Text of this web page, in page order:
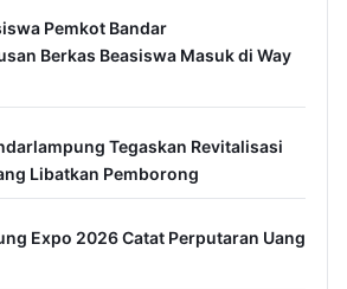
Pemkot Bandar
Berkas Beasiswa Masuk di Way
Tegaskan Revitalisasi
Libatkan Pemborong
Expo 2026 Catat Perputaran Uang